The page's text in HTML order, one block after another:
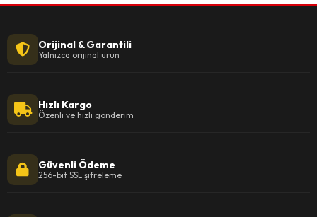
Orijinal & Garantili
Yalnızca orijinal ürün
Hızlı Kargo
Özenli ve hızlı gönderim
Güvenli Ödeme
256-bit SSL şifreleme